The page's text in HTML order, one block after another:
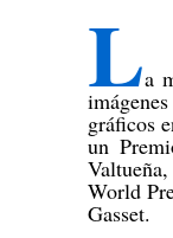
La
imágenes
gráficos
un
World
Gasset.